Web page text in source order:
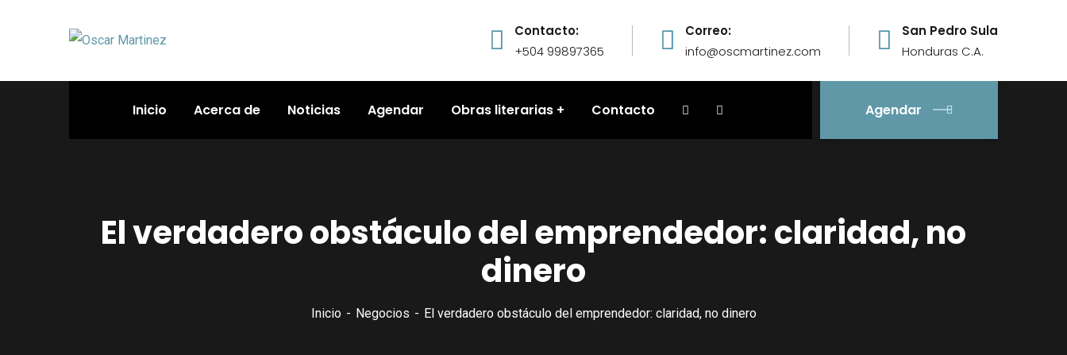
Contacto:
+504 99897365
Correo:
info@oscmartinez.com
San Pedro Sula
Honduras C.A.
Inicio Acerca de Noticias Agendar Obras literarias Contacto Agendar
El verdadero obstáculo del emprendedor: claridad, no
dinero
Inicio Negocios El verdadero obstáculo del emprendedor: claridad, no dinero